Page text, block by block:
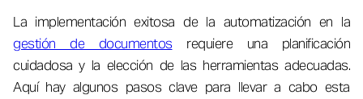
La implementación exitosa de la automatización en la
gestión de documentosrequiere una planificación
cuidadosa y la elección de las herramientas adecuadas.
Aquí hay algunos pasos clave para llevar a cabo esta